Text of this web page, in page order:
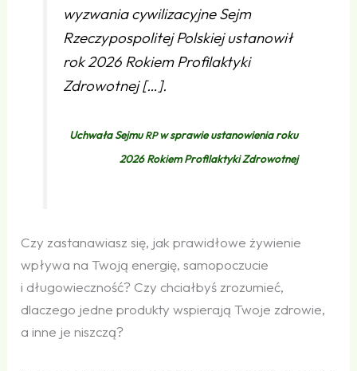
wyzwania cywilizacyjne Sejm
Rzeczypospolitej Polskiej ustanowił
rok 2026 Rokiem Profilaktyki
Zdrowotnej […].
Uchwała SejmuRPw sprawie ustanowienia roku
2026 Rokiem Profilaktyki Zdrowotnej
Czy zastanawiasz się, jak prawidłowe żywienie
wpływa na Twoją energię, samopoczucie
i długowieczność? Czy chciałbyś zrozumieć,
dlaczego jedne produkty wspierają Twoje zdrowie,
a inne je niszczą?